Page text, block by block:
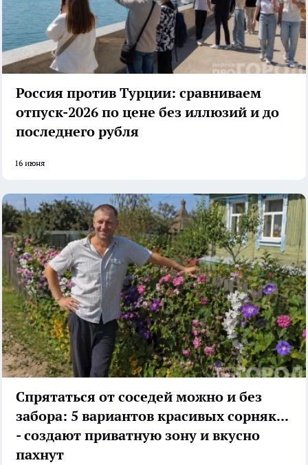
Россия против Турции: сравниваем
отпуск-2026 по цене без иллюзий и до
последнего рубля
16 июня
Спрятаться от соседей можно и без
забора: 5 вариантов красивых сорняков
- создают приватную зону и вкусно
пахнут